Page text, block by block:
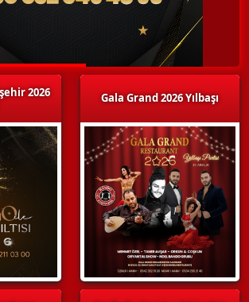
2026
Gala Grand 2026 Yılbaşı